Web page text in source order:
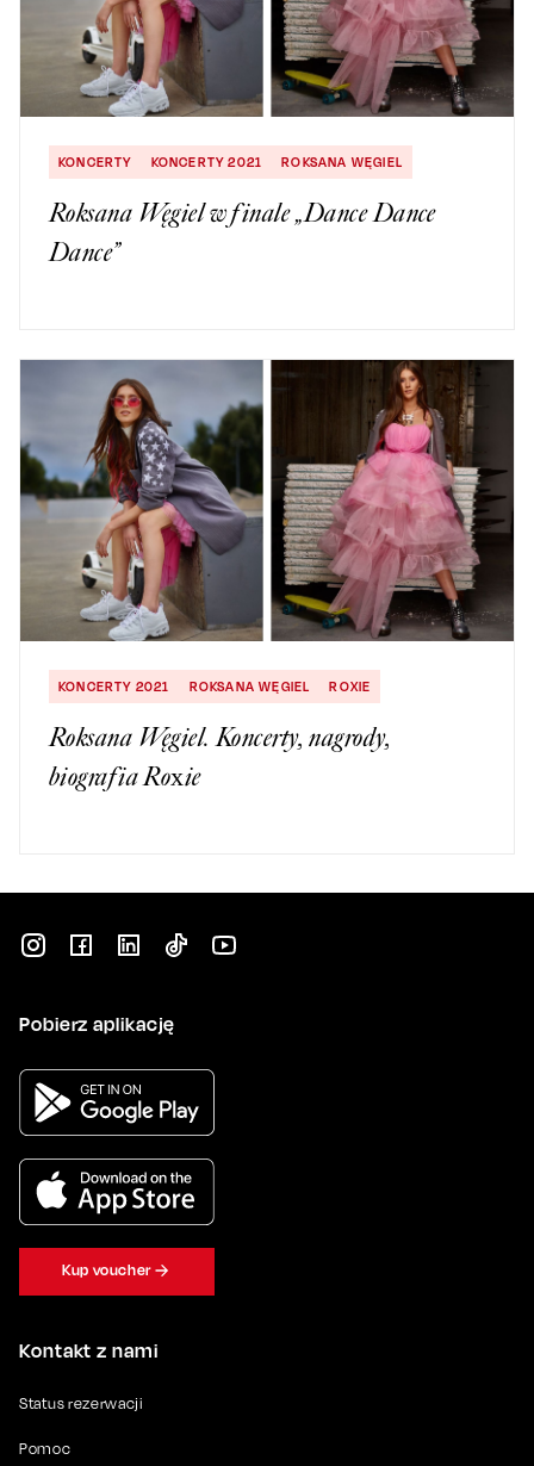
KONCERTY KONCERTY 2021 ROKSANA WĘGIEL
Roksana Węgiel w finale „Dance Dance
Dance”
KONCERTY 2021 ROKSANA WĘGIEL ROXIE
Roksana Węgiel. Koncerty, nagrody,
biografia Roxie
Kontakt z nami
Status rezerwacji
Pomoc
Pobierz aplikację
Kup voucher